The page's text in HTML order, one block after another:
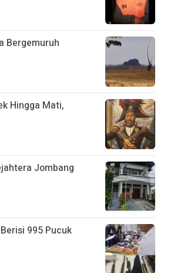
Bergemuruh
Hingga Mati,
Jombang
995 Pucuk